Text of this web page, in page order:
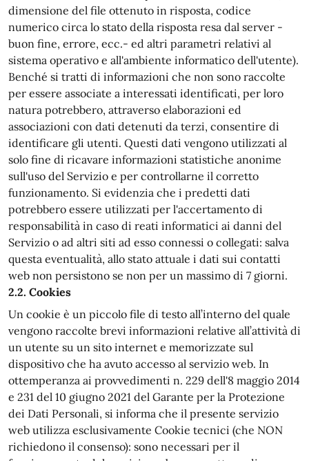
dimensione del file ottenuto in risposta, codice
numerico circa lo stato della risposta resa dal server -
buon fine, errore, ecc.- ed altri parametri relativi al
sistema operativo e all'ambiente informatico dell'utente).
Benché si tratti di informazioni che non sono raccolte
per essere associate a interessati identificati, per loro
natura potrebbero, attraverso elaborazioni ed
associazioni con dati detenuti da terzi, consentire di
identificare gli utenti. Questi dati vengono utilizzati al
solo fine di ricavare informazioni statistiche anonime
sull'uso del Servizio e per controllarne il corretto
funzionamento. Si evidenzia che i predetti dati
potrebbero essere utilizzati per l'accertamento di
responsabilità in caso di reati informatici ai danni del
Servizio o ad altri siti ad esso connessi o collegati: salva
questa eventualità, allo stato attuale i dati sui contatti
web non persistono se non per un massimo di 7 giorni.
2.2. Cookies
Un cookie è un piccolo file di testo all’interno del quale
vengono raccolte brevi informazioni relative all’attività di
un utente su un sito internet e memorizzate sul
dispositivo che ha avuto accesso al servizio web. In
ottemperanza ai provvedimenti n. 229 dell'8 maggio 2014
e 231 del 10 giugno 2021 del Garante per la Protezione
dei Dati Personali, si informa che il presente servizio
web utilizza esclusivamente Cookie tecnici (che NON
richiedono il consenso): sono necessari per il